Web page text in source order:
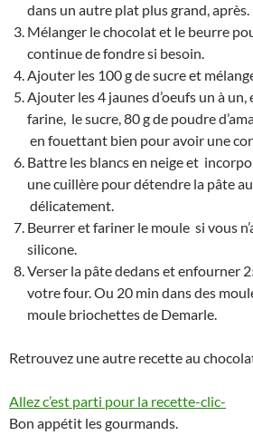
dans un autre plat plus grand, après.
Mélanger le chocolat et le beurre
continue de fondre si besoin.
Ajouter les 100 g de sucre et
Ajouter les 4 jaunes d’oeufs un à
farine, le sucre, 80 g de poudre
en fouettant bien pour avoir une
Battre les blancs en neige et
une cuillère pour détendre la pâte
délicatement.
Beurrer et fariner le moule si vous
silicone.
Verser la pâte dedans et enfourner
votre four. Ou 20 min dans des
moule briochettes de Demarle.
Retrouvez une autre recette au
Allez c’est parti pour la recette-clic-
Bon appétit les gourmands.